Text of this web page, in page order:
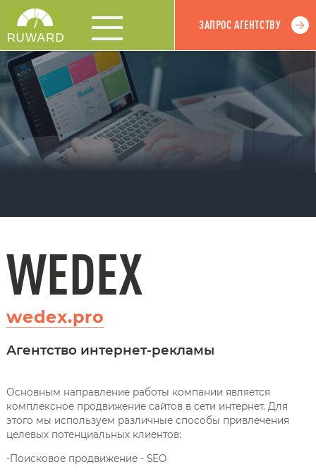
ЗАПРОС АГЕНТСТВУ
WEDEX
wedex.pro
Агентство интернет-рекламы
Основным направление работы компании является
комплексное продвижение сайтов в сети интернет. Для
этого мы используем различные способы привлечения
целевых потенциальных клиентов:
-Поисковое продвижение - SEO